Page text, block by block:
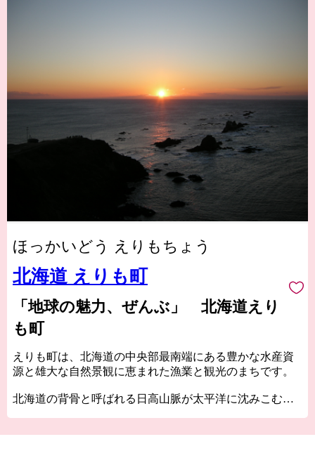
ほっかいどう えりもちょう
北海道 えりも町
「地球の魅力、ぜんぶ」 北海道えり
も町
えりも町は、北海道の中央部最南端にある豊かな水産資
源と雄大な自然景観に恵まれた漁業と観光のまちです。
北海道の背骨と呼ばれる日高山脈が太平洋に沈みこむ風